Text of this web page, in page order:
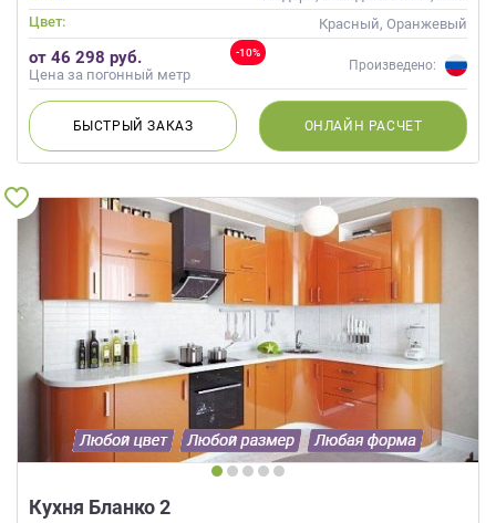
тек, Современные
Цвет: Красный, Оранжевый
-10%
от 46 298 руб.
Цена за погонный метр
Произведено:
БЫСТРЫЙЗАКАЗ ОНЛАЙН РАСЧЕТ
Кухня Бланко 2